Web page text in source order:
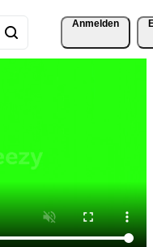
Anmelden